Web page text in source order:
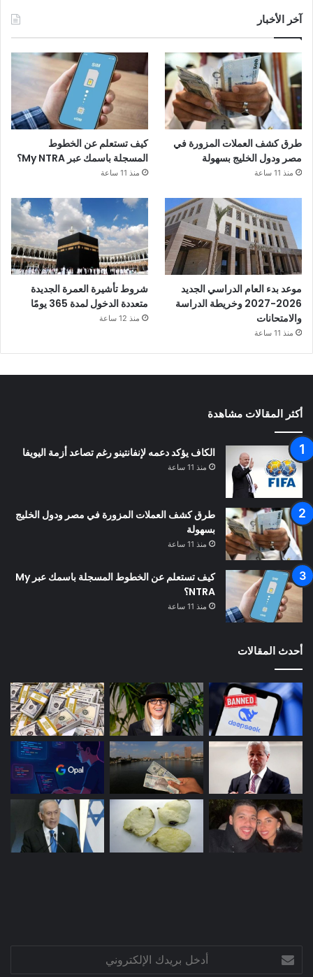
آخر الأخبار
طرق كشف العملات المزورة في
مصر ودول الخليج بسهولة
منذ 11 ساعة
كيف تستعلم عن الخطوط
المسجلة باسمك عبر My NTRA؟
منذ 11 ساعة
موعد بدء العام الدراسي الجديد
2026-2027 وخريطة الدراسة
والامتحانات
منذ 11 ساعة
شروط تأشيرة العمرة الجديدة
متعددة الدخول لمدة 365 يومًا
منذ 12 ساعة
أكثر المقالات مشاهدة
الكاف يؤكد دعمه لإنفانتينو رغم تصاعد أزمة اليويفا
منذ 11 ساعة
طرق كشف العملات المزورة في مصر ودول الخليج
بسهولة
منذ 11 ساعة
كيف تستعلم عن الخطوط المسجلة باسمك عبر My
NTRA؟
منذ 11 ساعة
أحدث المقالات
بريدك